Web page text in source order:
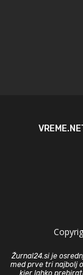
Žurnal24.si je
med prve tri najbolj
kjer lahko